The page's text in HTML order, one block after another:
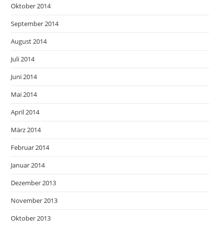
Oktober 2014
September 2014
August 2014
Juli 2014
Juni 2014
Mai 2014
April 2014
März 2014
Februar 2014
Januar 2014
Dezember 2013
November 2013
Oktober 2013